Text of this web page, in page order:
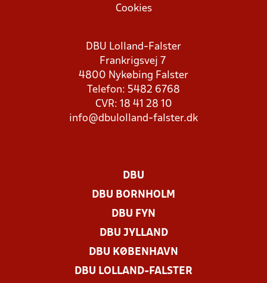
Cookies
DBU Lolland-Falster
Frankrigsvej 7
4800 Nykøbing Falster
Telefon: 5482 6768
CVR: 18 41 28 10
info@dbulolland-falster.dk
DBU
DBU BORNHOLM
DBU FYN
DBU JYLLAND
DBU KØBENHAVN
DBU LOLLAND-FALSTER